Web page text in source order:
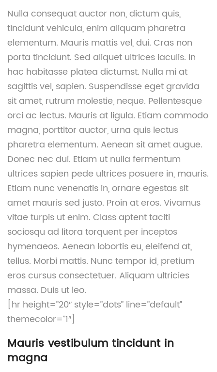
Nulla consequat auctor non, dictum quis,
tincidunt vehicula, enim aliquam pharetra
elementum. Mauris mattis vel, dui. Cras non
porta tincidunt. Sed aliquet ultrices iaculis. In
hac habitasse platea dictumst. Nulla mi at
sagittis vel, sapien. Suspendisse eget gravida
sit amet, rutrum molestie, neque. Pellentesque
orci ac lectus. Mauris at ligula. Etiam commodo
magna, porttitor auctor, urna quis lectus
pharetra elementum. Aenean sit amet augue.
Donec nec dui. Etiam ut nulla fermentum
ultrices sapien pede ultrices posuere in, mauris.
Etiam nunc venenatis in, ornare egestas sit
amet mauris sed justo. Proin at eros. Vivamus
vitae turpis ut enim. Class aptent taciti
sociosqu ad litora torquent per inceptos
hymenaeos. Aenean lobortis eu, eleifend at,
tellus. Morbi mattis. Nunc tempor id, pretium
eros cursus consectetuer. Aliquam ultricies
massa. Duis ut leo.
[hr height=”20″ style=”dots” line=”default”
themecolor=”1″]
Mauris vestibulum tincidunt in
magna